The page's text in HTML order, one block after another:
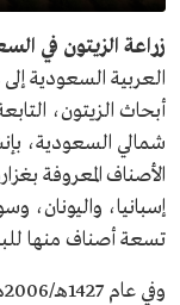
زراعة الزيتون في
أبحاث الزيتون،
الأصناف المعروفة
إسبانيا، واليونان،
تسعة أصناف منها